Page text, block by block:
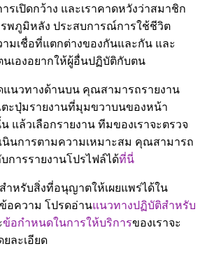
รเปิดกว้าง และเราคาดหวังว่าสมาชิก
รพภูมิหลัง ประสบการณ์การใช้ชีวิต
มเชื่อที่แตกต่างของกันและกัน และ
เองอยากให้ผู้อื่นปฏิบัติกับตน
นวทางด้านบน คุณสามารถรายงาน
ตะปุ่มรายงานที่มุมขวาบนของหน้า
แล้วเลือกรายงาน ทีมของเราจะตรวจ
นินการตามความเหมาะสม คุณสามารถ
บการรายงานโปรไฟล์ได้ที่นี่
ำหรับสิ่งที่อนุญาตให้เผยแพร่ได้ใน
อความ โปรดอ่านแนวทางปฏิบัติสำหรับ
ข้อกำหนดในการให้บริการของเราจะ
ละเอียด